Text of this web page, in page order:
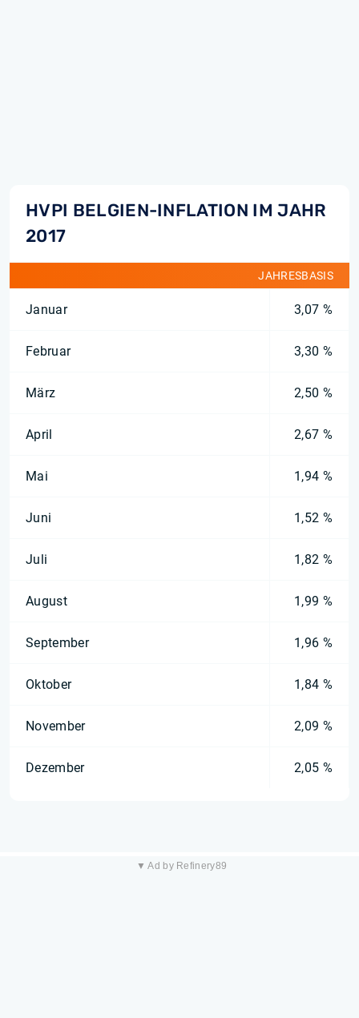
HVPI BELGIEN-INFLATION IM JAHR
2017
JAHRESBASIS
Januar 3,07 %
Februar 3,30 %
März 2,50 %
April 2,67 %
Mai 1,94 %
Juni 1,52 %
Juli 1,82 %
August 1,99 %
September 1,96 %
Oktober 1,84 %
November 2,09 %
Dezember 2,05 %
▼ Ad by Refinery89